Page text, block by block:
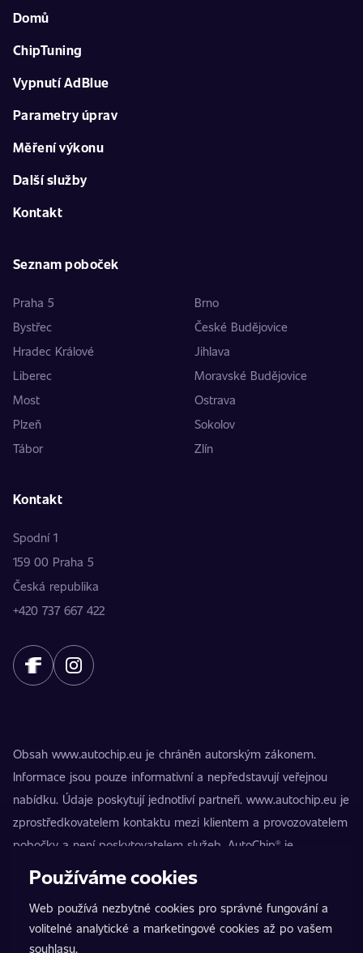
Domů
ChipTuning
Vypnutí AdBlue
Parametry úprav
Měření výkonu
Další služby
Kontakt
Seznam poboček
Praha 5
Brno
Bystřec
České Budějovice
Hradec Králové
Jihlava
Liberec
Moravské Budějovice
Most
Ostrava
Plzeň
Sokolov
Tábor
Zlín
Kontakt
Spodní 1
159 00 Praha 5
Česká republika
+420 737 667 422
Obsah www.autochip.eu je chráněn autorským zákonem.
Informace jsou pouze informativní a nepředstavují veřejnou
nabídku. Údaje poskytují jednotliví partneři. www.autochip.eu je
zprostředkovatelem kontaktu mezi klientem a provozovatelem
pobočky a není poskytovatelem služeb. AutoChip® je
registrovaná ochranná známka Petra Kučery. Úpravy, které
nezpůsobilosti vozidla k provozu na pozemních komunikacích.
Přesné informace poskytuje vždy konkrétní provozovatel
Používáme cookies
Web používá nezbytné cookies pro správné fungování a
volitelné analytické a marketingové cookies až po vašem
souhlasu.